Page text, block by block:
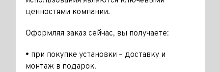
ценностями компании.
Оформляя заказ сейчас, вы получаете:
• при покупке установки – доставку и
монтаж в подарок.